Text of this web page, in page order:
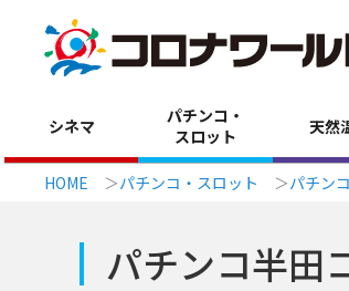
シネマ
パチンコ・
スロット
天然
HOME パチンコ・スロット パチン
パチンコ半田